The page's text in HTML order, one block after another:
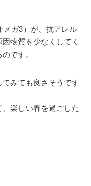
ガ3）が、抗アレル
物質を少なくしてく
です。
みても良さそうです
楽しい春を過ごした